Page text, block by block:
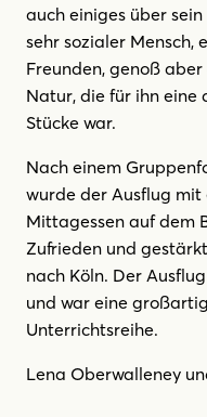
auch einiges über
sehr sozialer Mensch,
Freunden, genoß
Natur, die für ihn eine
Stücke war.
Nach einem
wurde der Ausflug
Mittagessen auf dem
Zufrieden und
nach Köln. Der
und war eine
Unterrichtsreihe.
Lena Oberwalleney